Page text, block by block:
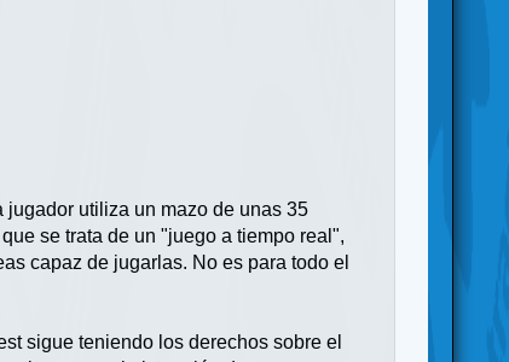
utiliza un mazo de unas 35
se trata de un "juego a tiempo real",
capaz de jugarlas. No es para todo el
sigue teniendo los derechos sobre el